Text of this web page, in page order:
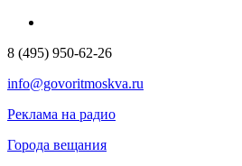
8 (495) 950-62-26
info@govoritmoskva.ru
Реклама на радио
Города вещания